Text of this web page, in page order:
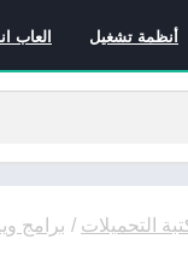
أنظمة تشغيل العاب
التحميلات / برامج